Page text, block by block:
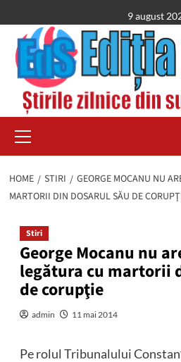
to
content
9 august
Menu
HOME STIRI
GEORGE MOCANU NU
MARTORII DIN DOSARUL SĂU DE
Stiri
George Mocanu nu
legătura cu martorii
de corupţie
admin 11 mai 2014
Pe rolul Tribunalului